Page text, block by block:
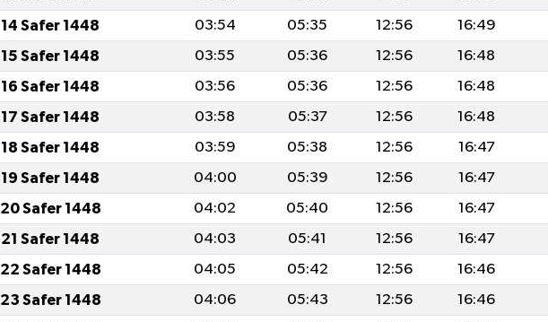
14 Safer 1448 03:54 05:35 12:56 16:49
15 Safer 1448 03:55 05:36 12:56 16:48
16 Safer 1448 03:56 05:36 12:56 16:48
17 Safer 1448 03:58 05:37 12:56 16:48
18 Safer 1448 03:59 05:38 12:56 16:47
19 Safer 1448 04:00 05:39 12:56 16:47
20 Safer 1448 04:02 05:40 12:56 16:47
21 Safer 1448 04:03 05:41 12:56 16:47
22 Safer 1448 04:05 05:42 12:56 16:46
23 Safer 1448 04:06 05:43 12:56 16:46